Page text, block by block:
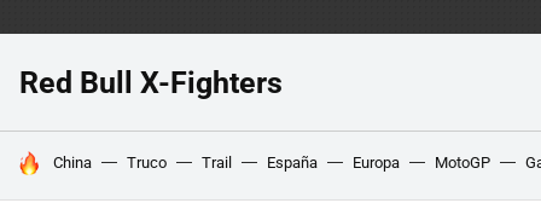
Red Bull X-Fighters
HOY SE HABLA DE
China Truco Trail España Europa MotoGP